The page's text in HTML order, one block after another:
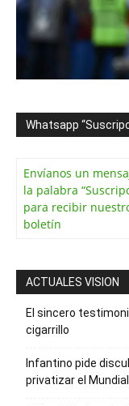
Whatsapp
Envíanos un
la palabra
para recibir
boletín
ACTUALES VISION
El sincero
cigarrillo
Infantino pide
privatizar el Mundial